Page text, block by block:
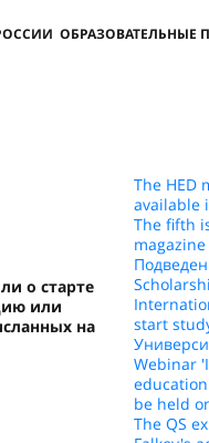
ОБРАЗОВАТЕЛЬНЫЕ
о старте
или
на
The HED
available
The fifth
start
Webinar
be held
The QS